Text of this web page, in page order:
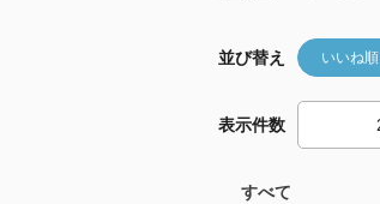
並び替え いいね順
表示件数
すべて